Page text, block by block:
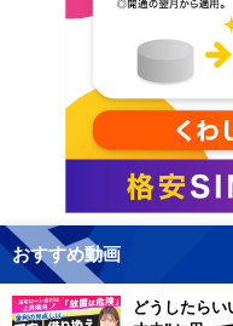
おすすめ動画
どうしたらい